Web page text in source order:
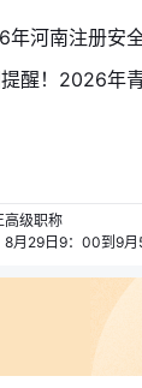
高级职称
8月29日9：00到9